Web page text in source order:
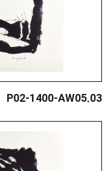
P02-1400-AW05.03